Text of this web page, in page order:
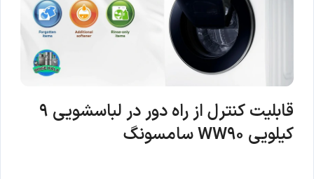
قابلیت کنترل از راه دور در لباسشویی 9
کیلویی WW90 سامسونگ